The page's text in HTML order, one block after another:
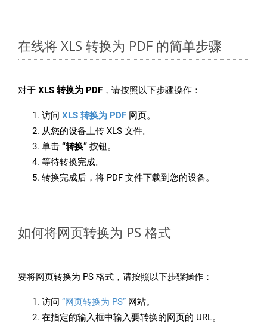
在线将 XLS 转换为 PDF 的简单步骤
对于 XLS 转换为 PDF ，请按照以下步骤操作：
访问 XLS 转换为 PDF 网页。
从您的设备上传 XLS 文件。
单击 “转换” 按钮。
等待转换完成。
转换完成后，将 PDF 文件下载到您的设备。
如何将网页转换为 PS 格式
要将网页转换为 PS 格式，请按照以下步骤操作：
访问 “网页转换为 PS” 网站。
在指定的输入框中输入要转换的网页的 URL。